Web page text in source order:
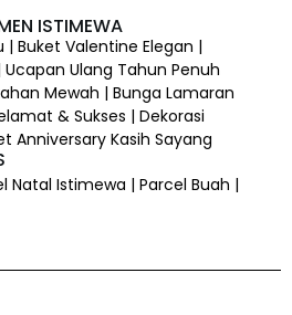
ISTIMEWA
| Buket Valentine Elegan |
Ulang Tahun Penuh
Mewah | Bunga Lamaran
& Sukses | Dekorasi
Anniversary Kasih Sayang
Natal Istimewa | Parcel Buah |